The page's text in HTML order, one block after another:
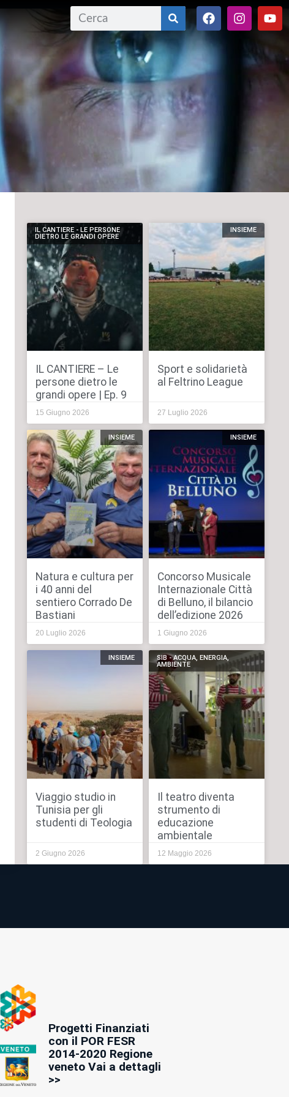
IL CANTIERE - LE PERSONE
DIETRO LE GRANDI OPERE
IL CANTIERE – Le
persone dietro le
grandi opere | Ep. 9
15 Giugno 2026
INSIEME
Sport e solidarietà
al Feltrino League
27 Luglio 2026
INSIEME
Natura e cultura per
i 40 anni del
sentiero Corrado De
Bastiani
20 Luglio 2026
INSIEME
Concorso Musicale
Internazionale Città
di Belluno, il bilancio
dell’edizione 2026
1 Giugno 2026
INSIEME
Viaggio studio in
Tunisia per gli
studenti di Teologia
2 Giugno 2026
SIB - ACQUA, ENERGIA,
AMBIENTE
Il teatro diventa
strumento di
educazione
ambientale
12 Maggio 2026
Progetti Finanziati
con il POR FESR
2014-2020 Regione
veneto Vai a dettagli
>>